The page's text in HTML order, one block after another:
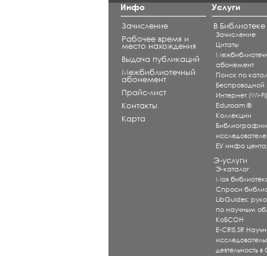
Инфо
Зачисление
Рабочее время и
место нахождения
Выдача публикаций
Межбиблиотечный
абонемент
Прайс-лист
Контакты
Карта
Услуги
В Библиотеке
Зачисление
Цитаты
абонемент
Поиск по
Беспроводной
Интернет (Wi-
Eduroam ®
Коллекции
Библиографии
ЕУ инфо
Э-услуги
Э-каталог
Моя
Спроси
LibGuides:
по научным
КоБСОН
E-CRIS.SR
деятельность